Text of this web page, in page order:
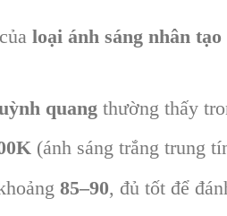
loại ánh sáng nhân
quangthường thấy
(ánh sáng trắng trung
85–90, đủ tốt để